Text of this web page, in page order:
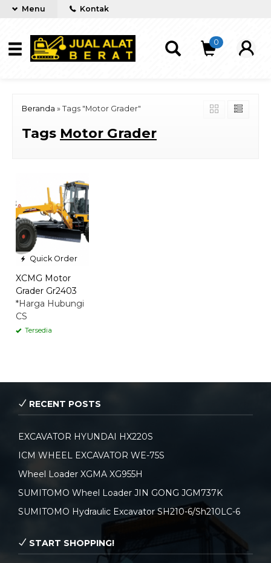
Menu Kontak
0
Beranda » Tags "Motor Grader"
Tags Motor Grader
Quick Order
XCMG Motor
Grader Gr2403
*Harga Hubungi
CS
Tersedia
RECENT POSTS
EXCAVATOR HYUNDAI HX220S
ICM WHEEL EXCAVATOR WE-75S
Wheel Loader XGMA XG955H
SUMITOMO Wheel Loader JIN GONG JGM737K
SUMITOMO Hydraulic Excavator SH210-6/Sh210LC-6
START SHOPPING!